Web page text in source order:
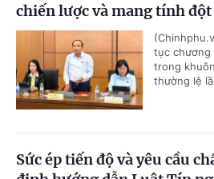
chiến lược và mang tính đột
tục chương
trong
thường lệ
Sức ép tiến độ và yêu cầu